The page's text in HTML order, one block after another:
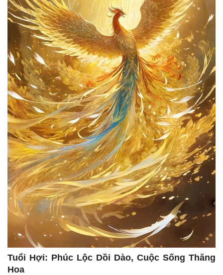
Tuổi Hợi: Phúc Lộc Dồi Dào, Cuộc Sống Thăng
Hoa